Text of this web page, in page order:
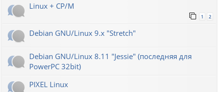
Linux + CP/M
1 2
Debian GNU/Linux 9.x "Stretch"
Debian GNU/Linux 8.11 "Jessie" (последняя для
PowerPC 32bit)
PIXEL Linux